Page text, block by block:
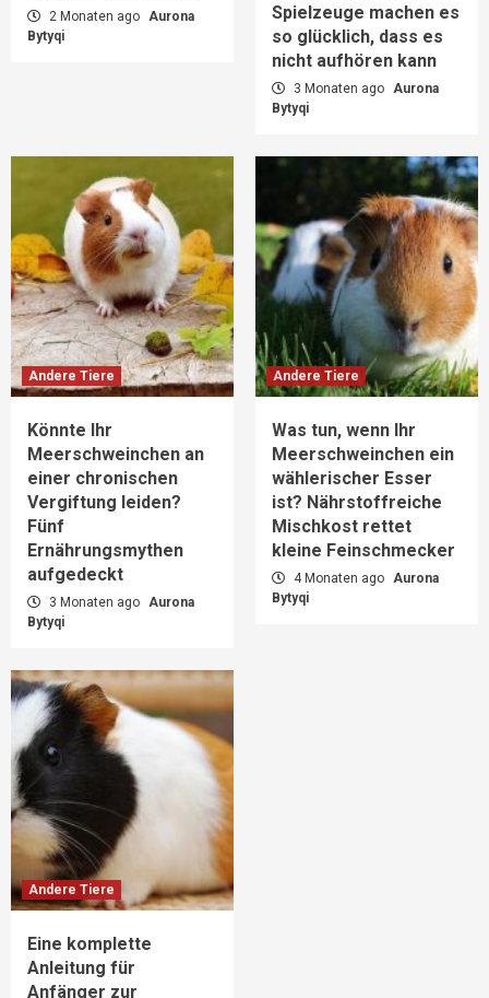
2 Monaten ago Aurona
Bytyqi
Spielzeuge machen es
so glücklich, dass es
nicht aufhören kann
3 Monaten ago Aurona
Bytyqi
Andere Tiere
Könnte Ihr
Meerschweinchen an
einer chronischen
Vergiftung leiden?
Fünf
Ernährungsmythen
aufgedeckt
3 Monaten ago Aurona
Bytyqi
Andere Tiere
Was tun, wenn Ihr
Meerschweinchen ein
wählerischer Esser
ist? Nährstoffreiche
Mischkost rettet
kleine Feinschmecker
4 Monaten ago Aurona
Bytyqi
Andere Tiere
Eine komplette
Anleitung für
Anfänger zur